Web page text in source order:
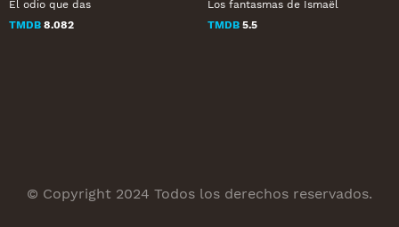
El odio que das
TMDB 8.082
Los fantasmas de Ismaël
TMDB 5.5
© Copyright 2024 Todos los derechos reservados.